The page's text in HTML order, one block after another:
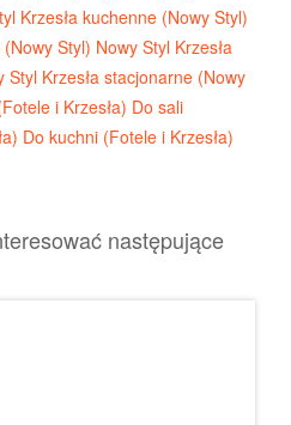
Krzesła kuchenne (Nowy Styl)
Styl) Nowy Styl Krzesła
Styl Krzesła stacjonarne (Nowy
i Krzesła) Do sali
Do kuchni (Fotele i Krzesła)
następujące